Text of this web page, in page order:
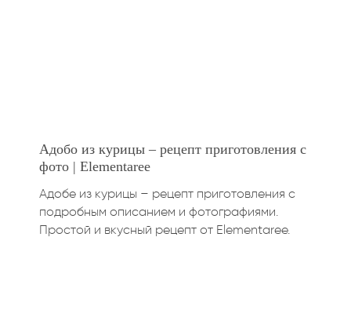
Адобо из курицы – рецепт приготовления с
фото | Elementaree
Адобе из курицы – рецепт приготовления с
подробным описанием и фотографиями.
Простой и вкусный рецепт от Elementaree.